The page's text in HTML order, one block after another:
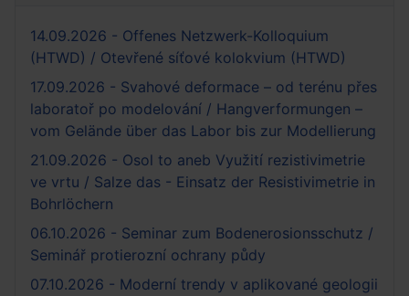
14.09.2026 - Offenes Netzwerk-Kolloquium
(HTWD) / Otevřené síťové kolokvium (HTWD)
17.09.2026 - Svahové deformace – od terénu přes
laboratoř po modelování / Hangverformungen –
vom Gelände über das Labor bis zur Modellierung
21.09.2026 - Osol to aneb Využití rezistivimetrie
ve vrtu / Salze das - Einsatz der Resistivimetrie in
Bohrlöchern
06.10.2026 - Seminar zum Bodenerosionsschutz /
Seminář protierozní ochrany půdy
07.10.2026 - Moderní trendy v aplikované geologii